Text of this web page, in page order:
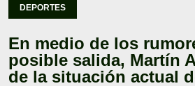
DEPORTES
En medio de los
posible salida, Martín
de la situación actual